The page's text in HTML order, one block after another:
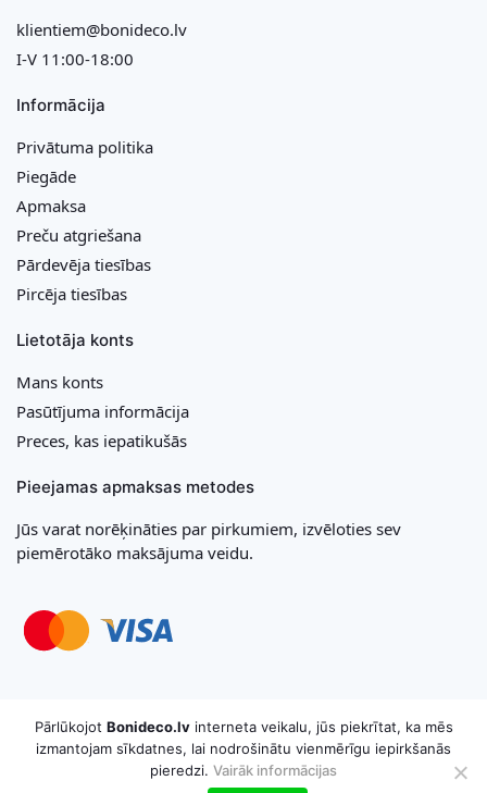
klientiem@bonideco.lv
I-V 11:00-18:00
Informācija
Privātuma politika
Piegāde
Apmaksa
Preču atgriešana
Pārdevēja tiesības
Pircēja tiesības
Lietotāja konts
Mans konts
Pasūtījuma informācija
Preces, kas iepatikušās
Pieejamas apmaksas metodes
Jūs varat norēķināties par pirkumiem, izvēloties sev
piemērotāko maksājuma veidu.
Pārlūkojot Bonideco.lvinterneta veikalu, jūs piekrītat, ka mēs
izmantojam sīkdatnes, lai nodrošinātu vienmērīgu iepirkšanās
pieredzi. Vairāk informācijas